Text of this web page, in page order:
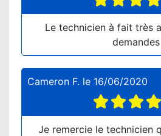
Le technicien à fait très
demandes
Cameron F. le 16/06/2020
Je remercie le technicien